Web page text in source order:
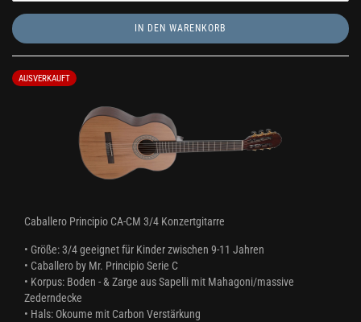
IN DEN WARENKORB
AUSVERKAUFT
Caballero Principio CA-CM 3/4 Konzertgitarre
• Größe: 3/4 geeignet für Kinder zwischen 9-11 Jahren
• Caballero by Mr. Principio Serie C
• Korpus: Boden - & Zarge aus Sapelli mit Mahagoni/massive
Zederndecke
• Hals: Okoume mit Carbon Verstärkung